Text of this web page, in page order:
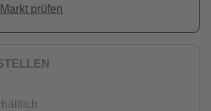
prüfen